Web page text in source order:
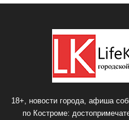
18+, новости города, афиша
по Костроме: